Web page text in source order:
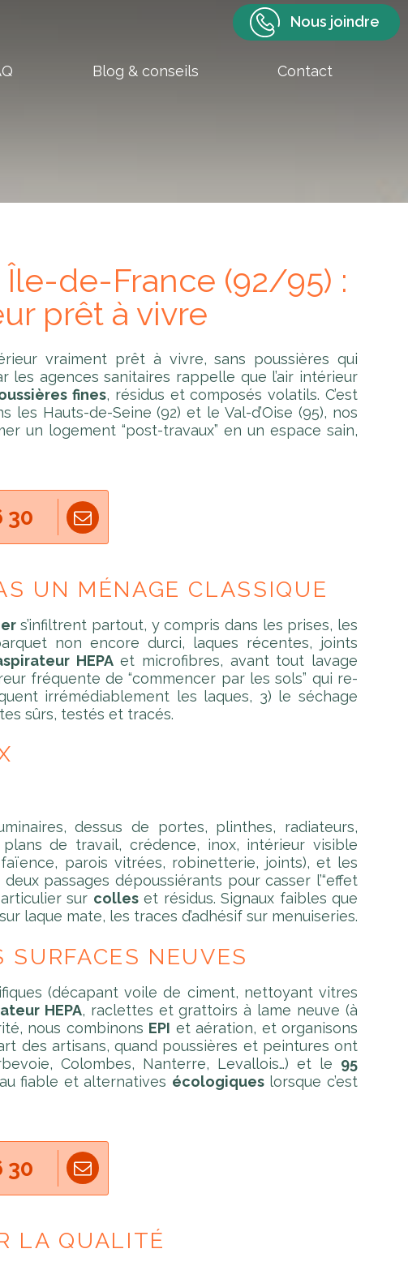
Blog & conseils Contact
Nous joindre
de-France (92/95) :
prêt à vivre
vraiment prêt à vivre, sans poussières qui
agences sanitaires rappelle que l’air intérieur
fines, résidus et composés volatils. C’est
Hauts-de-Seine (92) et le Val-d’Oise (95), nos
un logement “post-travaux” en un espace sain,
30
UN MÉNAGE CLASSIQUE
s’infiltrent partout, y compris dans les prises, les
non encore durci, laques récentes, joints
HEPAet microfibres, avant tout lavage
fréquente de “commencer par les sols” qui re-
irrémédiablement les laques, 3) le séchage
sûrs, testés et tracés.
dessus de portes, plinthes, radiateurs,
de travail, crédence, inox, intérieur visible
parois vitrées, robinetterie, joints), et les
passages dépoussiérants pour casser l’“effet
sur colleset résidus. Signaux faibles que
laque mate, les traces d’adhésif sur menuiseries.
NEUVES
(décapant voile de ciment, nettoyant vitres
HEPA, raclettes et grattoirs à lame neuve (à
nous combinons EPI et aération, et organisons
des artisans, quand poussières et peintures ont
Colombes, Nanterre, Levallois…) et le 95
fiable et alternatives écologiqueslorsque c’est
30
LA QUALITÉ